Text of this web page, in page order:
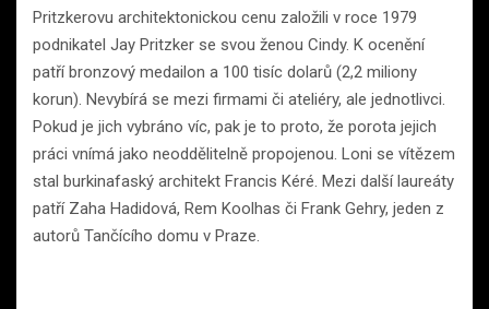
Pritzkerovu architektonickou cenu založili v roce 1979
podnikatel Jay Pritzker se svou ženou Cindy. K ocenění
patří bronzový medailon a 100 tisíc dolarů (2,2 miliony
korun). Nevybírá se mezi firmami či ateliéry, ale jednotlivci.
Pokud je jich vybráno víc, pak je to proto, že porota jejich
práci vnímá jako neoddělitelně propojenou. Loni se vítězem
stal burkinafaský architekt Francis Kéré. Mezi další laureáty
patří Zaha Hadidová, Rem Koolhas či Frank Gehry, jeden z
autorů Tančícího domu v Praze.